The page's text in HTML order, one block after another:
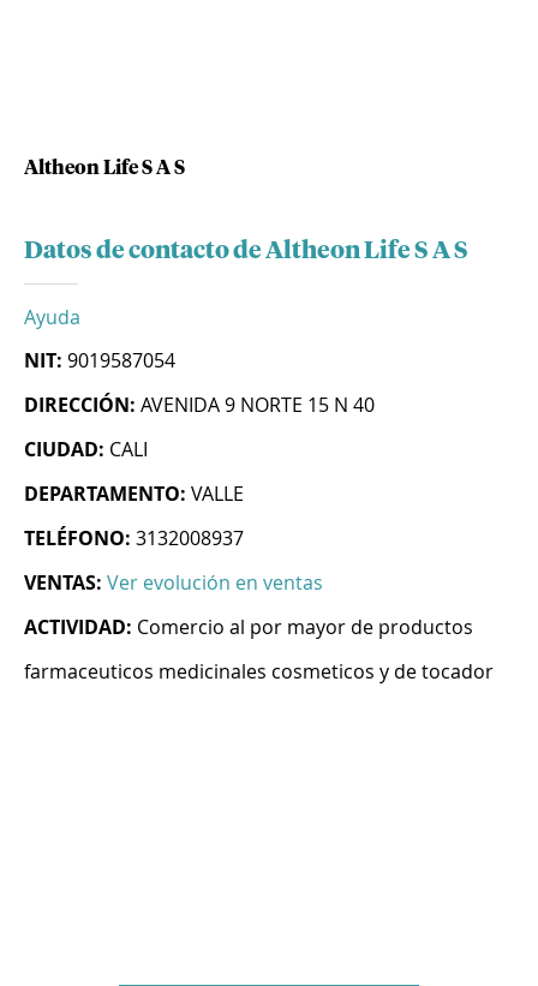
Altheon Life S A S
Datos de contacto de Altheon Life S A S
Ayuda
NIT: 9019587054
DIRECCIÓN: AVENIDA 9 NORTE 15 N 40
CIUDAD: CALI
DEPARTAMENTO: VALLE
TELÉFONO: 3132008937
VENTAS: Ver evolución en ventas
ACTIVIDAD: Comercio al por mayor de productos
farmaceuticos medicinales cosmeticos y de tocador